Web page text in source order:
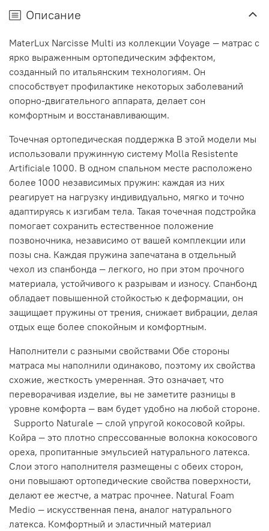
Описание
MaterLux Narcisse Multi из коллекции Voyage — матрас с
ярко выраженным ортопедическим эффектом,
созданный по итальянским технологиям. Он
способствует профилактике некоторых заболеваний
опорно-двигательного аппарата, делает сон
комфортным и восстанавливающим.
Точечная ортопедическая поддержка В этой модели мы
использовали пружинную систему Molla Resistente
Artificiale 1000. В одном спальном месте расположено
более 1000 независимых пружин: каждая из них
реагирует на нагрузку индивидуально, мягко и точно
адаптируясь к изгибам тела. Такая точечная подстройка
помогает сохранить естественное положение
позвоночника, независимо от вашей комплекции или
позы сна. Каждая пружина запечатана в отдельный
чехол из спанбонда — легкого, но при этом прочного
материала, устойчивого к разрывам и износу. Спанбонд
обладает повышенной стойкостью к деформации, он
защищает пружины от трения, снижает вибрации, делая
отдых еще более спокойным и комфортным.
Наполнители с разными свойствами Обе стороны
матраса мы наполнили одинаково, поэтому их свойства
схожие, жесткость умеренная. Это означает, что
переворачивая изделие, вы не заметите разницы в
уровне комфорта — вам будет удобно на любой стороне.
Supporto Naturale — слой упругой кокосовой койры.
Койра — это плотно спрессованные волокна кокосового
ореха, пропитанные эмульсией натурального латекса.
Слои этого наполнителя размещены с обеих сторон,
они повышают ортопедические свойства поверхности,
делают ее жестче, а матрас прочнее. Natural Foam
Medio — искусственная пена, аналог натурального
латекса. Комфортный и эластичный материал